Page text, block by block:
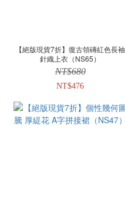
【絕版現貨7折】復古領磚紅色長袖
針織上衣（NS65）
NT$680
NT$476